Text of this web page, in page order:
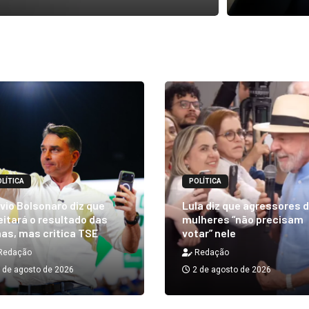
Bolsonaro diz que
o resultado das
mas critica TSE
de agosto de 2026
POLÍTICA
Lula diz que agressores
mulheres “não precisam
votar” nele
Redação
2 de agosto de 2026